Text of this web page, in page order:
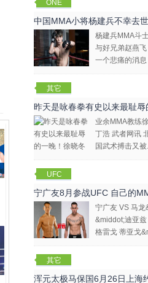
ONE
Champions
hip
中国MMA小将杨建兵不幸去世
杨建兵MMA斗
与好兄弟赵燕
一个悲痛的消
其它
昨天是咏春拳有史以来最耻
咏春拳大师
业余MMA教练
丁浩 武者网讯
国武术搏击又被
UFC
宁广友8月参战UFC 自己的
宁广友 VS 马
&middot;迪亚
格雷戈 蒂亚戈
其它
浑元太极马保国6月26日上海